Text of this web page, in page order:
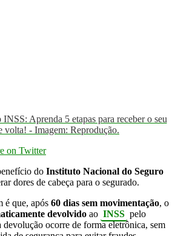
Aprenda 5 etapas para receber o seu
volta! - Imagem: Reprodução.
on Twitter
do Instituto Nacional do Seguro
dores de cabeça para o segurado.
é que, após 60 dias sem movimentação, o
devolvido ao INSS pelo
devolução ocorre de forma eletrônica, sem